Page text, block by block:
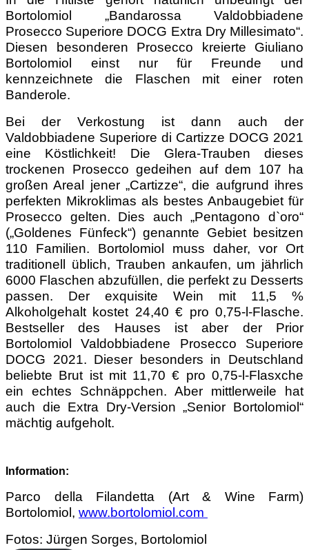
Bortolomiol „Bandarossa Valdobbiadene
Prosecco Superiore DOCG Extra Dry Millesimato“.
Diesen besonderen Prosecco kreierte Giuliano
Bortolomiol einst nur für Freunde und
kennzeichnete die Flaschen mit einer roten
Banderole.
Bei der Verkostung ist dann auch der
Valdobbiadene Superiore di Cartizze DOCG 2021
eine Köstlichkeit! Die Glera-Trauben dieses
trockenen Prosecco gedeihen auf dem 107 ha
großen Areal jener „Cartizze“, die aufgrund ihres
perfekten Mikroklimas als bestes Anbaugebiet für
Prosecco gelten. Dies auch „Pentagono d`oro“
(„Goldenes Fünfeck“) genannte Gebiet besitzen
110 Familien. Bortolomiol muss daher, vor Ort
traditionell üblich, Trauben ankaufen, um jährlich
6000 Flaschen abzufüllen, die perfekt zu Desserts
passen. Der exquisite Wein mit 11,5 %
Alkoholgehalt kostet 24,40 € pro 0,75-l-Flasche.
Bestseller des Hauses ist aber der Prior
Bortolomiol Valdobbiadene Prosecco Superiore
DOCG 2021. Dieser besonders in Deutschland
beliebte Brut ist mit 11,70 € pro 0,75-l-Flasxche
ein echtes Schnäppchen. Aber mittlerweile hat
auch die Extra Dry-Version „Senior Bortolomiol“
mächtig aufgeholt.
Information:
Parco della Filandetta (Art & Wine Farm)
Bortolomiol, www.bortolomiol.com
Fotos: Jürgen Sorges, Bortolomiol